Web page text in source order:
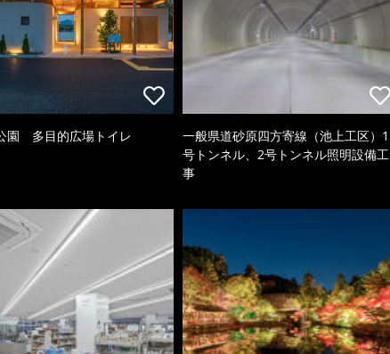
園 多目的広場トイレ
一般県道砂原四方寄線（池上工区）1
号トンネル、2号トンネル照明設備工
事